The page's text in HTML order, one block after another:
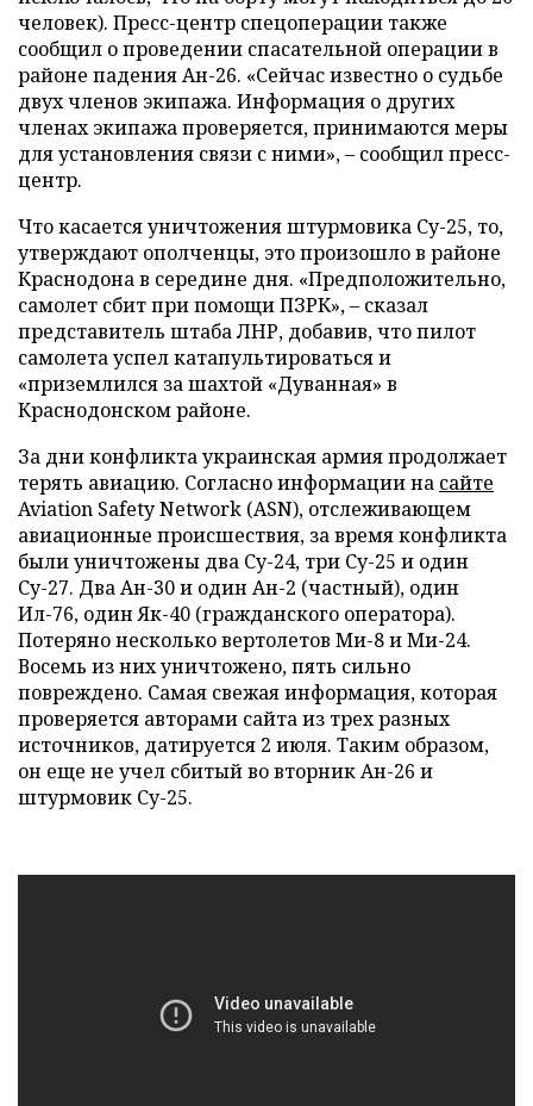
человек). Пресс-центр спецоперации также
сообщил о проведении спасательной операции в
районе падения Ан-26. «Сейчас известно о судьбе
двух членов экипажа. Информация о других
членах экипажа проверяется, принимаются меры
для установления связи с ними»,– сообщил пресс-
центр.
Что касается уничтожения штурмовика Су-25, то,
утверждают ополченцы, это произошло в районе
Краснодона в середине дня. «Предположительно,
самолет сбит при помощи ПЗРК»,– сказал
представитель штаба ЛНР, добавив, что пилот
самолета успел катапультироваться и
«приземлился за шахтой «Дуванная» в
Краснодонском районе.
За дни конфликта украинская армия продолжает
терять авиацию. Согласно информации на сайте
Aviation Safety Network (ASN), отслеживающем
авиационные происшествия, за время конфликта
были уничтожены два Су-24, три Су-25 и один
Су-27. Два Ан-30 и один Ан-2 (частный), один
Ил-76, один Як-40 (гражданского оператора).
Потеряно несколько вертолетов Ми-8 и Ми-24.
Восемь из них уничтожено, пять сильно
повреждено. Самая свежая информация, которая
проверяется авторами сайта из трех разных
источников, датируется 2 июля. Таким образом,
он еще не учел сбитый во вторник Ан-26 и
штурмовик Су-25.